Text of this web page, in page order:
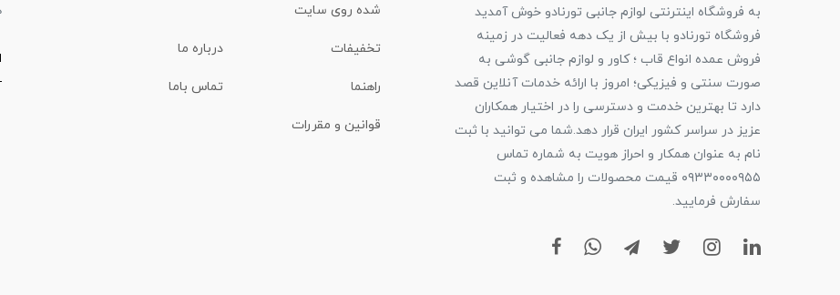
به فروشگاه اینترنتی لوازم جانبی تورنادو خوش آمدید
فروشگاه تورنادو با بیش از یک دهه فعالیت در زمینه
فروش عمده انواع قاب ؛ کاور و لوازم جانبی گوشی به
صورت سنتی و فیزیکی؛ امروز با ارائه خدمات آنلاین قصد
دارد تا بهترین خدمت و دسترسی را در اختیار همکاران
عزیز در سراسر کشور ایران قرار دهد.شما می توانید با ثبت
نام به عنوان همکار و احراز هویت به شماره تماس
۰۹۳۳۰۰۰۰۹۵۵ قیمت محصولات را مشاهده و ثبت
سفارش فرمایید.
شده روی سایت
تخفیفات درباره ما
راهنما تماس باما
قوانین و مقررات